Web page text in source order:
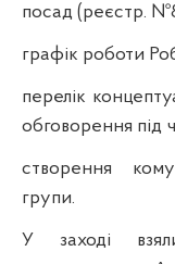
посад (реєстр.
графік роботи
перелік
обговорення під
створення
групи.
У заході